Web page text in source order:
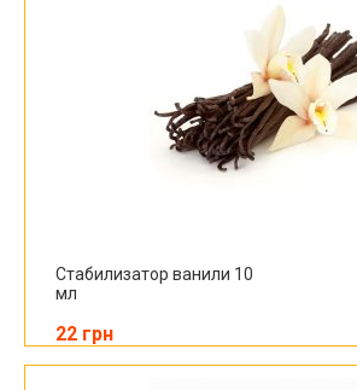
Стабилизатор ванили 10
мл
22 грн